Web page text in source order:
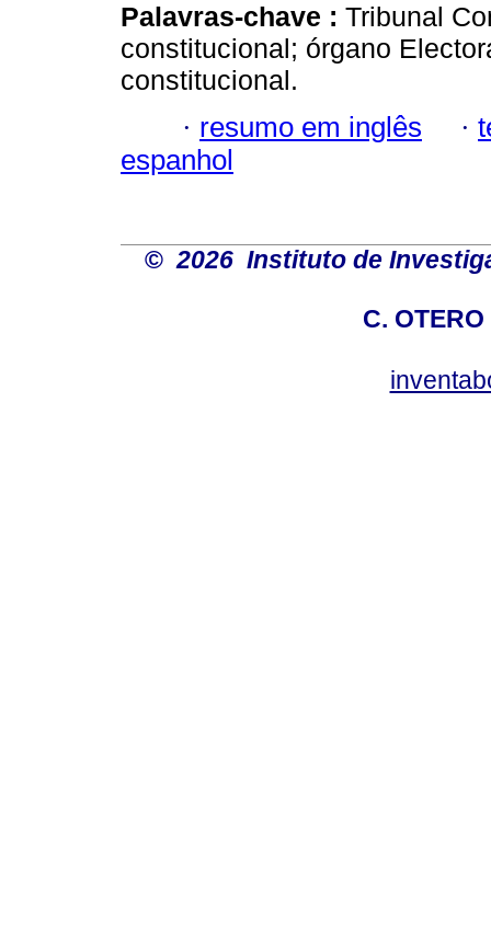
Palavras-chave : Tribunal
constitucional; órgano
constitucional.
· resumo em inglês ·
espanhol
© 2026 Instituto de
C.